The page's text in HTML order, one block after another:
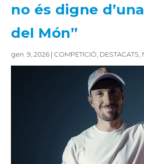
no és digne
del Món”
gen. 9, 2026 | COMPETICIÓ DESTACATS